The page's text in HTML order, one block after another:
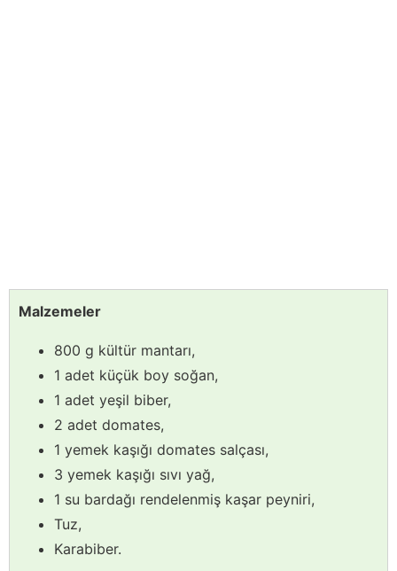
Malzemeler
800 g kültür mantarı,
1 adet küçük boy soğan,
1 adet yeşil biber,
2 adet domates,
1 yemek kaşığı domates salçası,
3 yemek kaşığı sıvı yağ,
1 su bardağı rendelenmiş kaşar peyniri,
Tuz,
Karabiber.